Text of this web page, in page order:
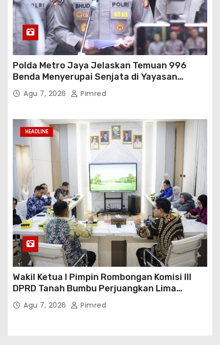
Polda Metro Jaya Jelaskan Temuan 996
Benda Menyerupai Senjata di Yayasan
Jaksel
Agu 7, 2026 Pimred
HEADLINE
Wakil Ketua I Pimpin Rombongan Komisi III
DPRD Tanah Bumbu Perjuangkan Lima
Infrastruktur Strategis
Agu 7, 2026 Pimred